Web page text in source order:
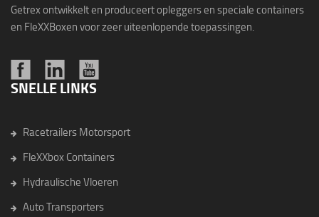
Getrex ontwikkelt en produceert opleggers en speciale containers
en FleXXBoxen voor zeer uiteenlopende toepassingen.
SNELLE LINKS
Racetrailers Motorsport
FleXXbox Containers
Hydraulische Vloeren
Auto Transporters